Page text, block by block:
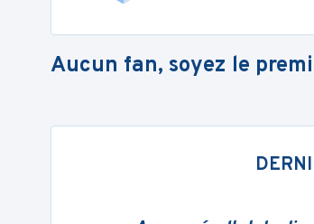
Aucun fan, soyez le